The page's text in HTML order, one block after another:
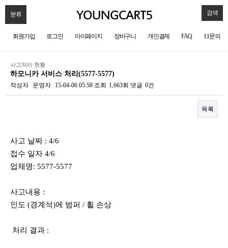
분류 검색
회원가입 로그인 마이페이지 장바구니 개인결제 FAQ 1:1문의
사고처리 현황
하모니카 서비스 처리(5577-5577)
작성자 운영자 15-04-06 05:58 조회 1,663회 댓글 0건
목록
사고 날짜 : 4/6
접수 일자 4/6
업체명: 5577-5577
사고내용 :
인도 (경계석)에 범퍼 / 휠 손상
처리 결과 :